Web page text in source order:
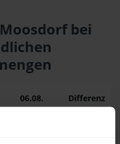
bei
06.08.
05.08.
Differenz
Trend